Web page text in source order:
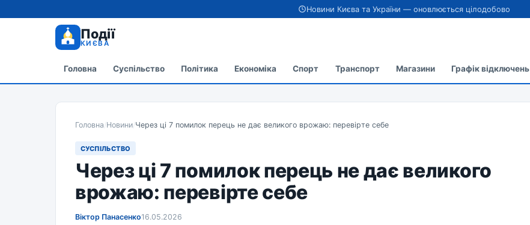
Новини Києва та України — оновлюється цілодобово
Події
КИЄВА
Головна Суспільство Політика Економіка Спорт Транспорт Магазини Графік відключень
Головна/Новини/Через ці 7 помилок перець не дає великого врожаю: перевірте себе
СУСПІЛЬСТВО
Через ці 7 помилок перець не дає великого
врожаю: перевірте себе
Віктор Панасенко16.05.2026